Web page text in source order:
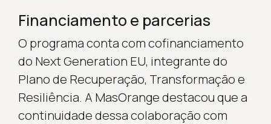
Financiamento e parcerias
O programa conta com cofinanciamento
do Next Generation EU, integrante do
Plano de Recuperação, Transformação e
Resiliência. A MasOrange destacou que a
continuidade dessa colaboração com